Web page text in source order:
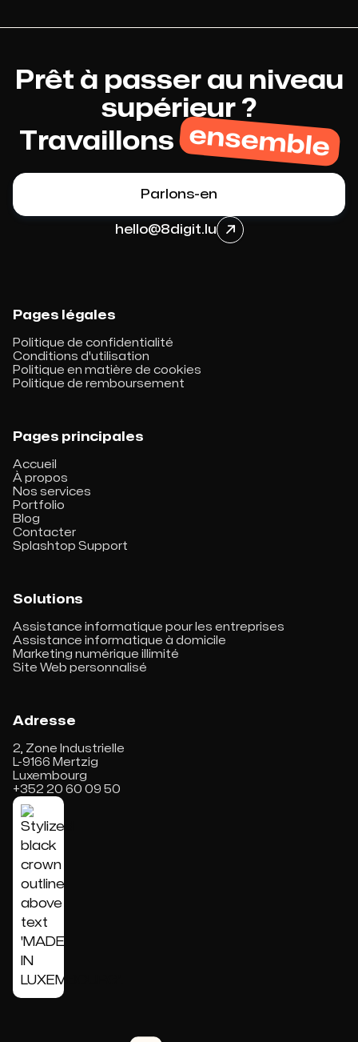
Prêt à passer au niveau
supérieur ?
Travaillons ensemble
Parlons-en
hello@8digit.lu 
Pages principales
Accueil
À propos
Nos services
Portfolio
Blog
Contacter
Splashtop Support
Solutions
Assistance informatique pour les entreprises
Assistance informatique à domicile
Marketing numérique illimité
Site Web personnalisé
Pages légales
Politique de confidentialité
Conditions d'utilisation
Politique en matière de cookies
Politique de remboursement
Adresse
2, Zone Industrielle
L-9166 Mertzig
Luxembourg
+352 20 60 09 50